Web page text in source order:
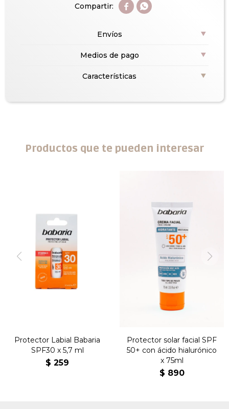
 
Envíos
Medios de pago
Características
Productos que te pueden interesar
Protector Labial Babaria
SPF30 x 5,7 ml
$ 259
Protector solar facial SPF
50+ con ácido hialurónico
x 75ml
$ 890